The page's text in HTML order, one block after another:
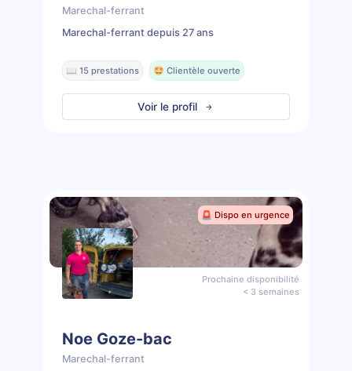
Marechal-ferrant
Marechal-ferrant depuis 27 ans
📖 15 prestations 🤩 Clientèle ouverte
Voir le profil
🚨 Dispo en urgence
Prochaine disponibilité
< 3 semaines
Noe Goze-bac
Marechal-ferrant